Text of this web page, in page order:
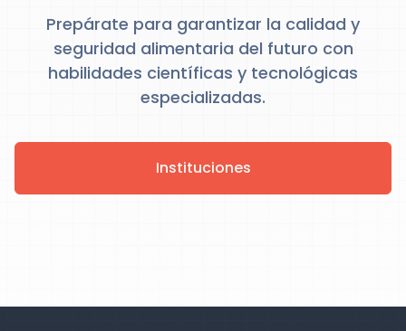
Prepárate para garantizar la calidad y
seguridad alimentaria del futuro con
habilidades científicas y tecnológicas
especializadas.
Instituciones